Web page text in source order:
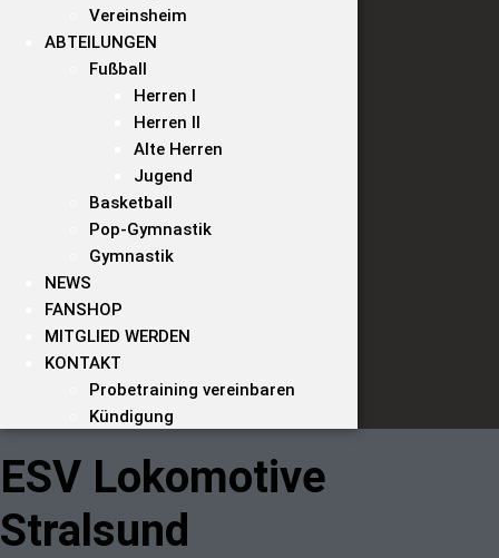
Vereinsheim
ABTEILUNGEN
Fußball
Herren I
Herren II
Alte Herren
Jugend
Basketball
Pop-Gymnastik
Gymnastik
NEWS
FANSHOP
MITGLIED WERDEN
KONTAKT
Probetraining vereinbaren
Kündigung
ESV Lokomotive
Stralsund